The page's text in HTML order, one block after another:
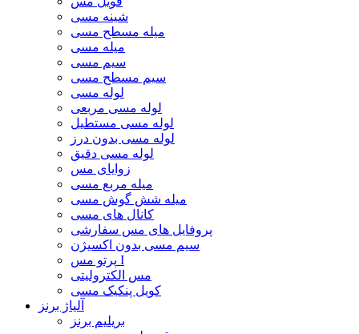
شینه مسی
میله مسطح مسی
میله مسی
سیم مسی
سیم مسطح مسی
لوله مسی
لوله مسی مربعی
لوله مسی مستطیل
لوله مسی بدون درز
لوله مسی دقیق
زوایای مس
میله مربع مسی
میله شش گوش مسی
کانال های مسی
پروفایل های مس سفارشی
سیم مسی بدون اکسیژن
پرتو مس I
مس الکترولیتی
کویل پنکیک مسی
آلیاژ برنز
بریلیم برنز